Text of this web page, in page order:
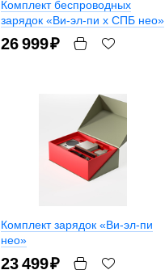
Комплект беспроводных
зарядок «Ви-эл-пи x СПБ нео»
26 999₽
Комплект зарядок «Ви-эл-пи
нео»
23 499₽